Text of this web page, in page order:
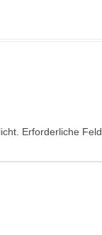
Erforderliche